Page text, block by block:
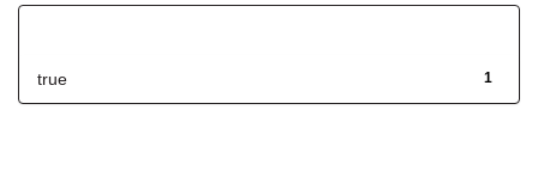
1
true